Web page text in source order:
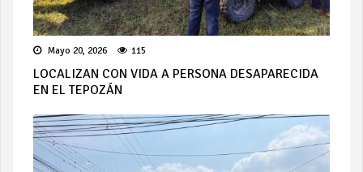
Mayo 20, 2026 115
LOCALIZAN CON VIDA A PERSONA DESAPARECIDA
EN EL TEPOZÁN